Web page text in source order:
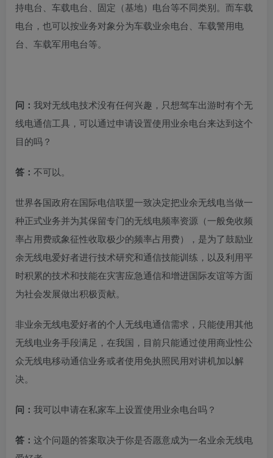
持电台、车载电台、固定（基地）电台等不同类别。而车载
电台，也可以按业务对象分为车载业余电台、车载警用电
台、车载军用电台等。
问： 我对无线电技术没有任何兴趣，只想驾车出游时有个无
线电通信工具，可以通过申请设置使用业余电台来达到这个
目的吗？
答： 不可以。
世界各国政府在国际电信联盟一致决定把业余无线电当做一
种正式业务并为其保留专门的无线电频率资源（一般免收频
率占用费或象征性收取极少的频率占用费），是为了鼓励业
余无线电爱好者进行技术研究和通信技能训练，以及利用平
时积累的技术和技能在灾害应急通信和增进国际友谊等方面
为社会发展做出积极贡献。
非业余无线电爱好者的个人无线电通信需求，只能使用其他
无线电业务手段满足，在我国，目前只能通过使用商业性公
众无线电移动通信业务或者使用免执照民用对讲机加以解
决。
问： 我可以申请在私家车上设置使用业余电台吗？
答： 这个问题的答案取决于你是否愿意成为一名业余无线电